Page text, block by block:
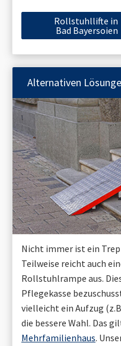
Rollstuhllifte in
Bad Bayersoien
Alternativen
Nicht immer ist ein
Teilweise reicht auch
Rollstuhlrampe aus.
Pflegekasse
vielleicht ein Aufzug
die bessere Wahl. Das
Mehrfamilienhaus.